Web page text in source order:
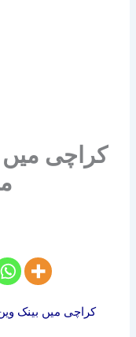
کراچی میں بینک وین لوٹنے والے 3